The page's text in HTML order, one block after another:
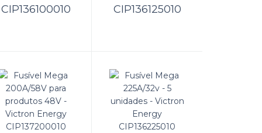
100-
Lista de Desejos
CIP136100010
CIP136125010